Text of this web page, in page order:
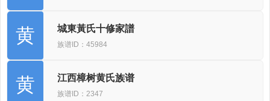
黄 城東黃氏十修家譜
族谱ID：45984
黄 江西樟树黄氏族谱
族谱ID：2347